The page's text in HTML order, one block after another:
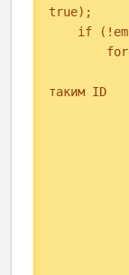
true);
таким ID